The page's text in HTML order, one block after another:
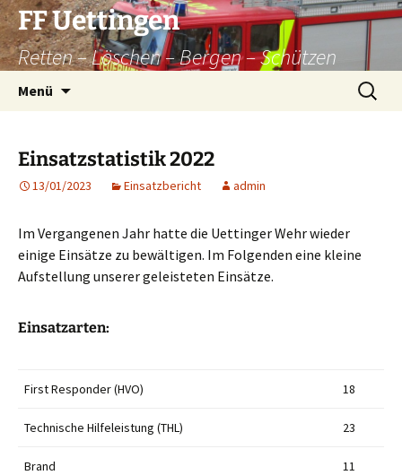
Zum
Inhalt
springen
FF Uettingen
Retten – Löschen – Bergen – Schützen
Menü
Suchen
nach:
Einsatzstatistik 2022
13/01/2023 Einsatzbericht admin
Im Vergangenen Jahr hatte die Uettinger Wehr wieder
einige Einsätze zu bewältigen. Im Folgenden eine kleine
Aufstellung unserer geleisteten Einsätze.
Einsatzarten:
First Responder (HVO) 18
Technische Hilfeleistung (THL) 23
Brand 11